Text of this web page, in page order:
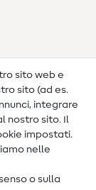
sito web e
sito (ad es.
integrare
nostro sito. Il
impostati.
nelle
o sulla